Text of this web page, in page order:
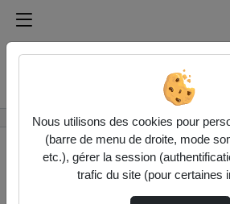
Médiathèque de
Rechercher un média sur
Accueil Vidéos
Nous utilisons des cookies pour
(barre de menu de droite, mode
etc.), gérer la session
trafic du site (pour certaines